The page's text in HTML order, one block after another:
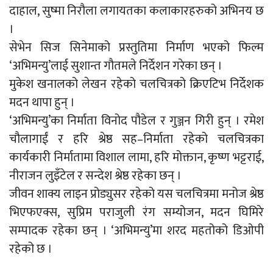
दाहाल, सुष्मा निरौला लगायतका कलाकारहरुको अभिनय छ
।
सेभेन सिज सिनेमाको प्रस्तुतिमा निर्माण भएको फिल्म
‘अभिमन्यु’लाई सुशान्त गौतमले निर्देशन गरेका छन् ।
मुकेश खनालको लेखन रहेको चलचित्रको क्रिएटिभ निर्देशक
मदन थापा हुन् ।
‘अभिमन्यु’का निर्माता विनोद पौडेल र गुञ्जन गिरी हुन् । रमेश
चौलागाईं र हरि श्रेष्ठ सह–निर्माता रहेको चलचित्रका
कार्यकारी निर्मातामा विशाल लामा, हरि मोक्तान, कृष्ण भट्टराई,
नीराजन लुइँटेल र सन्देश श्रेष्ठ रहेका छन् ।
जीवन शाक्य लाइन प्रोड्युसर रहेको यस चलचित्रमा मनोज श्रेष्ठ
भिएफएक्स, सुप्रिम पराजुली रंग सम्योजन, मदन घिमिरे
सम्पादक रहेका छन् । ‘अभिमन्यु’मा शरद महतोको डिओपी
रहेको छ ।